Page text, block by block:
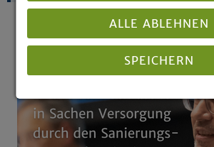
ALLE ABLEHNEN
SPEICHERN
Details anzeigen
Impressum|Datenschutz